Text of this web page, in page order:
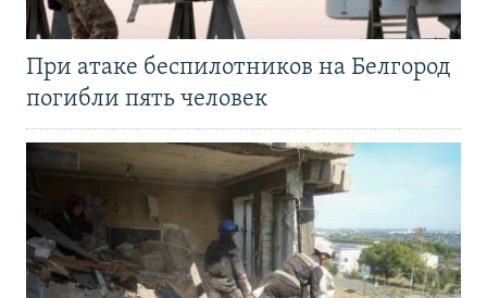
При атаке беспилотников на Белгород
погибли пять человек